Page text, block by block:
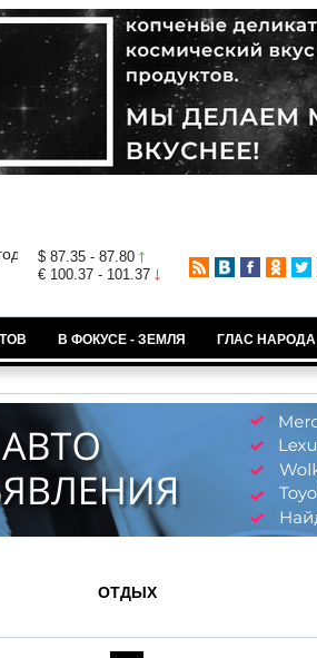
$ 87.35 - 87.80
€ 100.37 - 101.37
В ФОКУСЕ - ЗЕМЛЯ ГЛАС НАРОДА
ОТДЫХ